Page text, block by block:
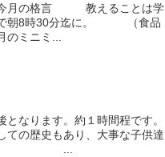
月の格言 教えることは学
で朝8時30分迄に。 （食品
ミニミ...
なります。約１時間程です。
ての歴史もあり、大事な子供達
す。 ...